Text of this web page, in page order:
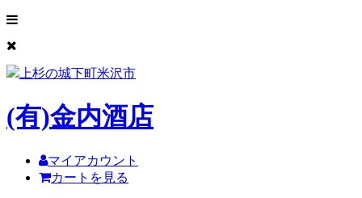
上杉の城下町米沢市
(有)金内酒店
マイアカウント
カートを見る